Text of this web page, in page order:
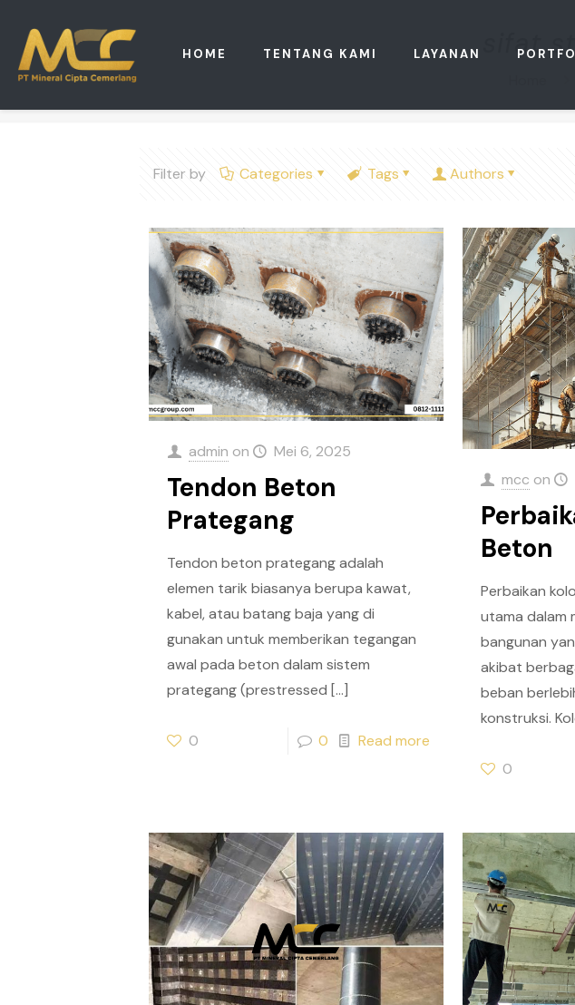
HOME TENTANG KAMI LAYANAN sifat
Filter by Categories Tags Authors
admin on Mei 6, 2025
Tendon Beton
Prategang
Tendon beton prategang adalah
elemen tarik biasanya berupa kawat,
kabel, atau batang baja yang di
gunakan untuk memberikan tegangan
awal pada beton dalam sistem
prategang (prestressed […]
0 0 Read more
mcc on
Beton
Perbaikan
utama dalam
bangunan
akibat
beban
konstruksi.
0